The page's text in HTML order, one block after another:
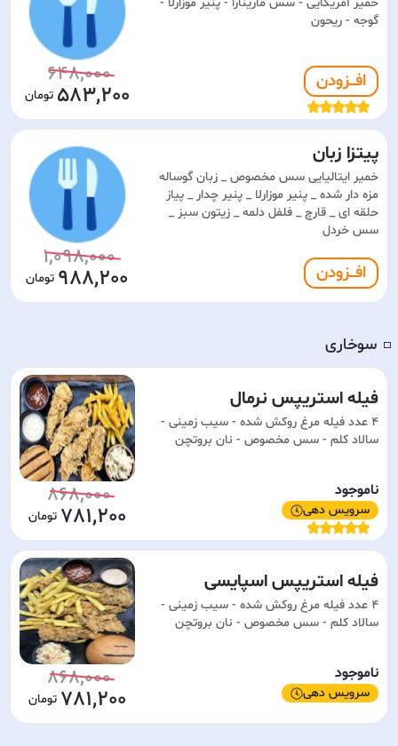
خمیر آمریکایی - سس مارینارا - پنیر موزارلا -
گوجه - ریحون
افـــزودن 648,000
583,200
پیتزا زبان
خمیر ایتالیایی سس مخصوص _ زبان گوساله
مزه دار شده _ پنیر موزارلا _ پنیر چدار _ پیاز
حلقه ای _ قارچ _ فلفل دلمه _ زیتون سبز _
سس خردل
افـــزودن
1,098,000
988,200
◽️ سوخاری
فیله استریپس نرمال
4 عدد فیله مرغ روکش شده - سیب زمینی -
سالاد کلم - سس مخصوص - نان بروتچن
ناموجود
سرویس دهی
868,000
781,200
فیله استریپس اسپایسی
4 عدد فیله مرغ روکش شده - سیب زمینی -
سالاد کلم - سس مخصوص - نان بروتچن
ناموجود
سرویس دهی
868,000
781,200